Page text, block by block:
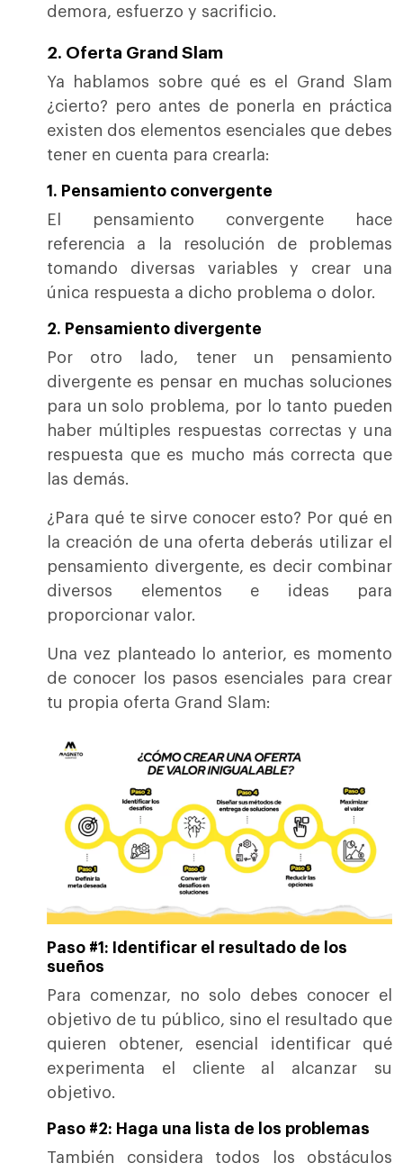
demora, esfuerzo y sacrificio.
2. Oferta Grand Slam
Ya hablamos sobre qué es el Grand Slam
¿cierto? pero antes de ponerla en práctica
existen dos elementos esenciales que debes
tener en cuenta para crearla:
1. Pensamiento convergente
El pensamiento convergente hace
referencia a la resolución de problemas
tomando diversas variables y crear una
única respuesta a dicho problema o dolor.
2. Pensamiento divergente
Por otro lado, tener un pensamiento
divergente es pensar en muchas soluciones
para un solo problema, por lo tanto pueden
haber múltiples respuestas correctas y una
respuesta que es mucho más correcta que
las demás.
¿Para qué te sirve conocer esto? Por qué en
la creación de una oferta deberás utilizar el
pensamiento divergente, es decir combinar
diversos elementos e ideas para
proporcionar valor.
Una vez planteado lo anterior, es momento
de conocer los pasos esenciales para crear
tu propia oferta Grand Slam:
Paso #1: Identificar el resultado de los
sueños
Para comenzar, no solo debes conocer el
objetivo de tu público, sino el resultado que
quieren obtener, esencial identificar qué
experimenta el cliente al alcanzar su
objetivo.
Paso #2: Haga una lista de los problemas
También considera todos los obstáculos